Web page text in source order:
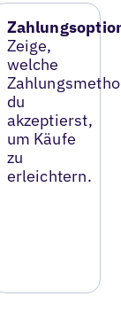
Zeige,
welche
du
akzeptierst,
um Käufe
zu
erleichtern.